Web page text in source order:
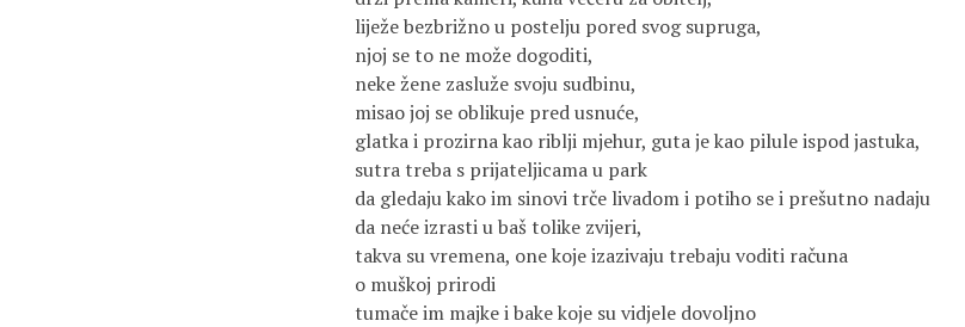
liježe bezbrižno u postelju pored svog supruga,
njoj se to ne može dogoditi,
neke žene zasluže svoju sudbinu,
misao joj se oblikuje pred usnuće,
glatka i prozirna kao riblji mjehur, guta je kao pilule ispod jastuka,
sutra treba s prijateljicama u park
da gledaju kako im sinovi trče livadom i potiho se i prešutno nadaju
da neće izrasti u baš tolike zvijeri,
takva su vremena, one koje izazivaju trebaju voditi računa
o muškoj prirodi
tumače im majke i bake koje su vidjele dovoljno